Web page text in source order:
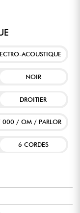
ACOUSTIQUE
NOIR
DROITIER
/ OM / PARLOR
6 CORDES